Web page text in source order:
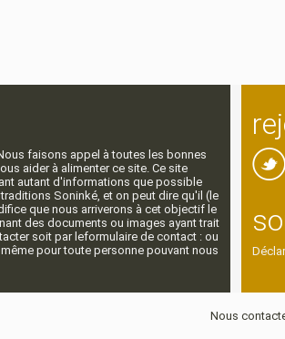
faisons appel à toutes les bonnes
aider à alimenter ce site. Ce site
autant d'informations que possible
Soninké, et on peut dire qu'il (le
que nous arriverons à cet objectif le
des documents ou images ayant trait
soit par leformulaire de contact : ou
pour toute personne pouvant nous
Nous